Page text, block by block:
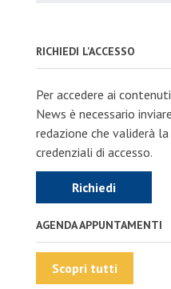
RICHIEDI L'ACCESSO
Per accedere ai
News è necessario
redazione che validerà
credenziali di accesso.
Richiedi
AGENDA APPUNTAMENTI
Scopri tutti